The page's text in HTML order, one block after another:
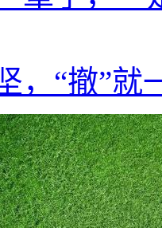
，“撤”就